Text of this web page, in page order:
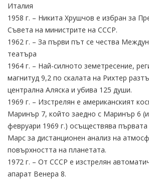
Италия
1958 г. – Никита Хрушчов е избран за
Съвета на министрите на СССР.
1962 г. – За първи път се чества
театъра
1964 г. – Най-силното земетресение,
магнитуд 9,2 по скалата на Рихтер
централна Аляска и убива 125 души.
1969 г. – Изстрелян е американският
Маринър 7, който заедно с Маринър 6
февруари 1969 г.) осъществява
Марс за дистанционен анализ на
повърхността на планетата.
1972 г. – От СССР е изстрелян
апарат Венера 8.